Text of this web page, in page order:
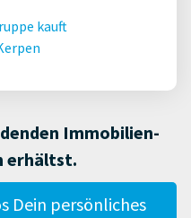
kauft
Immobilien-
erhältst.
Dein persönliches